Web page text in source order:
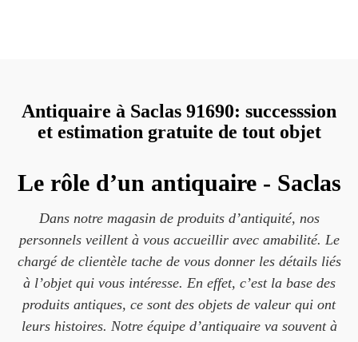
Antiquaire à Saclas 91690: successsion
et estimation gratuite de tout objet
Le rôle d’un antiquaire - Saclas
Dans notre magasin de produits d’antiquité, nos
personnels veillent à vous accueillir avec amabilité. Le
chargé de clientèle tache de vous donner les détails liés
à l’objet qui vous intéresse. En effet, c’est la base des
produits antiques, ce sont des objets de valeur qui ont
leurs histoires. Notre équipe d’antiquaire va souvent à